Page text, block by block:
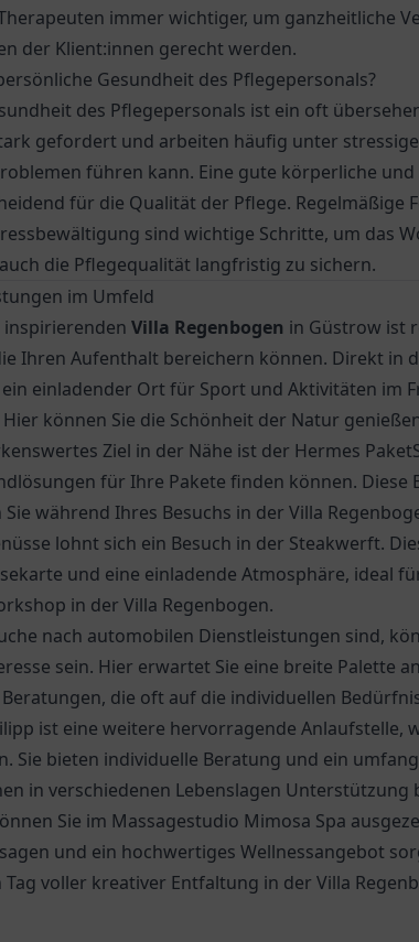
immer wichtiger, um ganzheitliche
der Klient:innen gerecht werden.
Gesundheit des Pflegepersonals?
des Pflegepersonals ist ein oft
gefordert und arbeiten häufig unter
führen kann. Eine gute körperliche und
für die Qualität der Pflege. Regelmäßige
sind wichtige Schritte, um das
die Pflegequalität langfristig zu sichern.
im Umfeld
Villa Regenbogen in Güstrow ist
Ihren Aufenthalt bereichern können. Direkt in
ein einladender Ort für Sport und Aktivitäten im
können Sie die Schönheit der Natur
Ziel in der Nähe ist der Hermes
für Ihre Pakete finden können.
während Ihres Besuchs in der Villa
lohnt sich ein Besuch in der Steakwerft.
und eine einladende Atmosphäre, ideal
in der Villa Regenbogen.
nach automobilen Dienstleistungen sind,
sein. Hier erwartet Sie eine breite Palette
die oft auf die individuellen
ist eine weitere hervorragende Anlaufstelle,
Sie bieten individuelle Beratung und ein
in verschiedenen Lebenslagen Unterstützung
Sie im Massagestudio Mimosa Spa
und ein hochwertiges Wellnessangebot
voller kreativer Entfaltung in der Villa